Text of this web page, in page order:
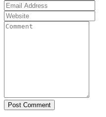
Post Comment